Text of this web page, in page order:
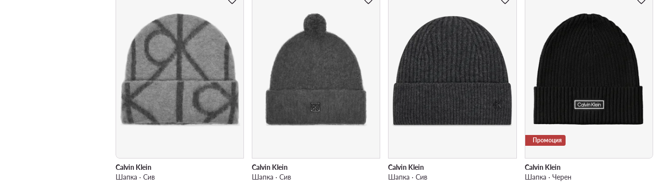
Calvin Klein
Шапка · Сив
Calvin Klein
Шапка · Сив
Calvin Klein
Шапка · Сив
Промоция
Calvin Klein
Шапка · Черен